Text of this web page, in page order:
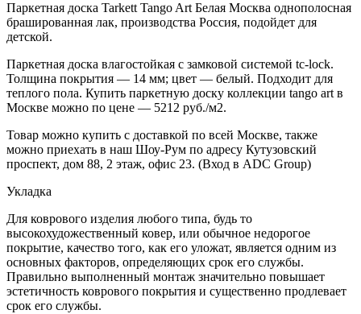
Паркетная доска Tarkett Tango Art Белая Москва однополосная
брашированная лак, производства Россия, подойдет для
детской.
Паркетная доска влагостойкая с замковой системой tc-lock.
Толщина покрытия — 14 мм; цвет — белый. Подходит для
теплого пола. Купить паркетную доску коллекции tango art в
Москве можно по цене — 5212 руб./м2.
Товар можно купить с доставкой по всей Москве, также
можно приехать в наш Шоу-Рум по адресу Кутузовский
проспект, дом 88, 2 этаж, офис 23. (Вход в ADC Group)
Укладка
Для коврового изделия любого типа, будь то
высокохудожественный ковер, или обычное недорогое
покрытие, качество того, как его уложат, является одним из
основных факторов, определяющих срок его службы.
Правильно выполненный монтаж значительно повышает
эстетичность коврового покрытия и существенно продлевает
срок его службы.